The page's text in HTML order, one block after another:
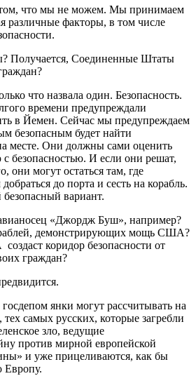
что мы не можем. Мы принимаем
различные факторы, в том числе
Получается, Соединенные Штаты
что назвала один. Безопасность.
времени предупреждали
в Йемен. Сейчас мы предупреждаем
безопасным будет найти
месте. Они должны сами оценить
безопасностью. И если они решат,
они могут остаться там, где
до порта и сесть на корабль.
вариант.
«Джордж Буш», например?
демонстрирующих мощь США?
коридор безопасности от
граждан?
янки могут рассчитывать на
самых русских, которые загребли
зло, ведущие
против мирной европейской
и уже прицеливаются, как бы
Европу.